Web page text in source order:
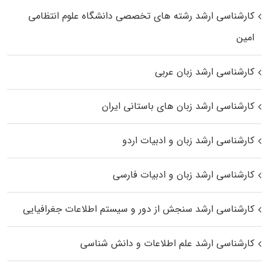
کارشناسی ارشد رﺷﺘﻪ ﻫﺎی تخصصی داﻧﺸﮕﺎه ﻋﻠﻮم انتظامی
اﻣﻴﻦ
کارشناسی ارشد زبان عربی
کارشناسی ارشد زبان‌ های باستانی ایران
کارشناسی ارشد زبان و ادبیات اردو
کارشناسی ارشد زبان و ادبیات فارسی
کارشناسی ارشد سنجش از دور و سیستم اطلاعات جغرافیایی
کارشناسی ارشد علم اطلاعات و دانش شناسی